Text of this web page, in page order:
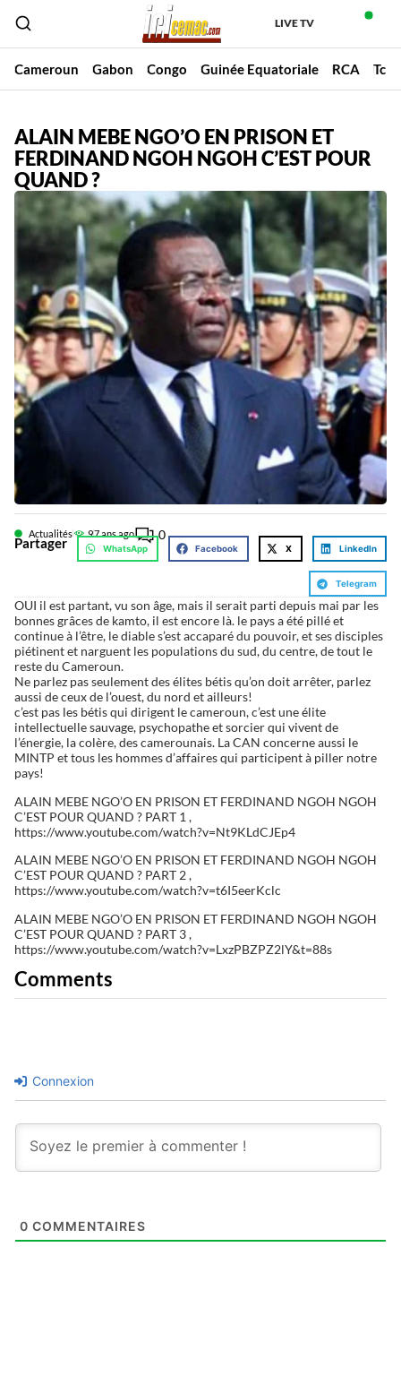
LIVE TV
Cameroun Gabon Congo Guinée Equatoriale RCA
ALAIN MEBE NGO’O EN PRISON ET
FERDINAND NGOH NGOH C’EST POUR
QUAND ?
Actualités 97 ans ago 0
Partager WhatsApp Facebook X LinkedIn
Telegram
OUI il est partant, vu son âge, mais il serait parti depuis mai par les
bonnes grâces de kamto, il est encore là. le pays a été pillé et
continue à l’être, le diable s’est accaparé du pouvoir, et ses disciples
piétinent et narguent les populations du sud, du centre, de tout le
reste du Cameroun.
Ne parlez pas seulement des élites bétis qu’on doit arrêter, parlez
aussi de ceux de l’ouest, du nord et ailleurs!
c’est pas les bétis qui dirigent le cameroun, c’est une élite
intellectuelle sauvage, psychopathe et sorcier qui vivent de
l’énergie, la colère, des camerounais. La CAN concerne aussi le
MINTP et tous les hommes d’affaires qui participent à piller notre
pays!
ALAIN MEBE NGO’O EN PRISON ET FERDINAND NGOH NGOH
C’EST POUR QUAND ? PART 1 ,
https://www.youtube.com/watch?v=Nt9KLdCJEp4
ALAIN MEBE NGO’O EN PRISON ET FERDINAND NGOH NGOH
C’EST POUR QUAND ? PART 2 ,
https://www.youtube.com/watch?v=t6I5eerKclc
ALAIN MEBE NGO’O EN PRISON ET FERDINAND NGOH NGOH
C’EST POUR QUAND ? PART 3 ,
https://www.youtube.com/watch?v=LxzPBZPZ2lY&t=88s
Comments
Connexion
0 COMMENTAIRES